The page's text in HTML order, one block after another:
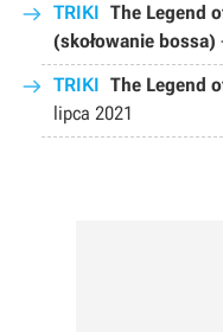
TRIKI The Legend
(skołowanie bossa)
TRIKI The Legend
lipca 2021